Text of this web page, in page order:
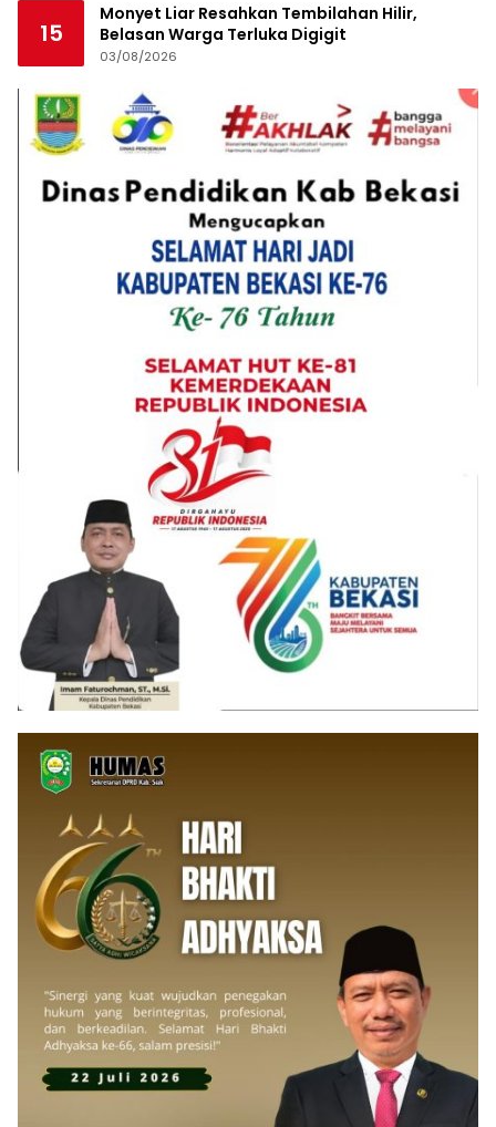
15
Monyet Liar Resahkan Tembilahan Hilir,
Belasan Warga Terluka Digigit
03/08/2026